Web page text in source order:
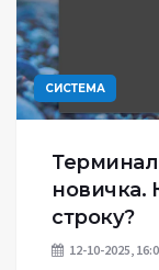
СИСТЕМА
Терминал
новичка.
строку?
12-10-2025,